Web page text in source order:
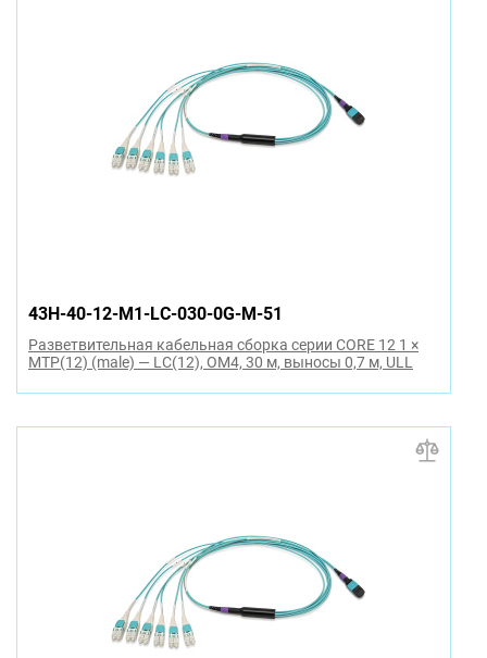
43H-40-12-M1-LC-030-0G-M-51
Разветвительная кабельная сборка серии CORE 12 1 ×
MTP(12) (male) — LC(12), OM4, 30 м, выносы 0,7 м, ULL